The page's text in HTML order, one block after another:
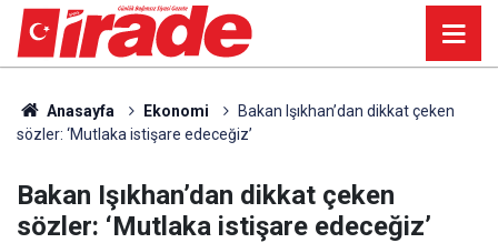
Anasayfa Ekonomi
Bakan Işıkhan’dan dikkat çeken
sözler: ‘Mutlaka istişare edeceğiz’
Bakan Işıkhan’dan dikkat çeken
sözler: ‘Mutlaka istişare edeceğiz’